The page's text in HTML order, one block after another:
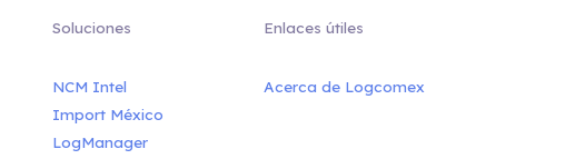
Soluciones
NCM Intel
Import México
LogManager
Enlaces útiles
Acerca de Logcomex